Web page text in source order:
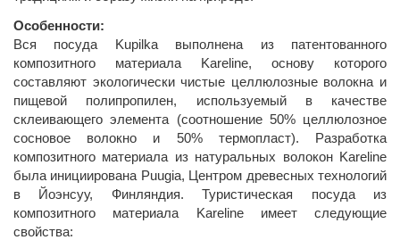
Особенности:
Вся посуда Kupilka выполнена из патентованного
композитного материала Kareline, основу которого
составляют экологически чистые целлюлозные волокна и
пищевой полипропилен, используемый в качестве
склеивающего элемента (соотношение 50% целлюлозное
сосновое волокно и 50% термопласт). Разработка
композитного материала из натуральных волокон Kareline
была инициирована Puugia, Центром древесных технологий
в Йоэнсуу, Финляндия. Туристическая посуда из
композитного материала Kareline имеет следующие
свойства: